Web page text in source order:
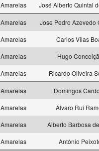
Amarelas José Alberto Quintal
Amarelas
Jose Pedro Azevedo
Amarelas
Carlos Vilas
Amarelas
Hugo
Amarelas Ricardo Oliveira
Amarelas
Domingos
Amarelas
Álvaro Rui
Amarelas
Alberto Barbosa
Amarelas António